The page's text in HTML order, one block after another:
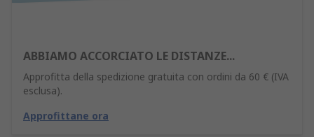
ABBIAMO ACCORCIATO LE DISTANZE...
Approfitta della spedizione gratuita con ordini da 60 € (IVA
esclusa).
Approfittane ora